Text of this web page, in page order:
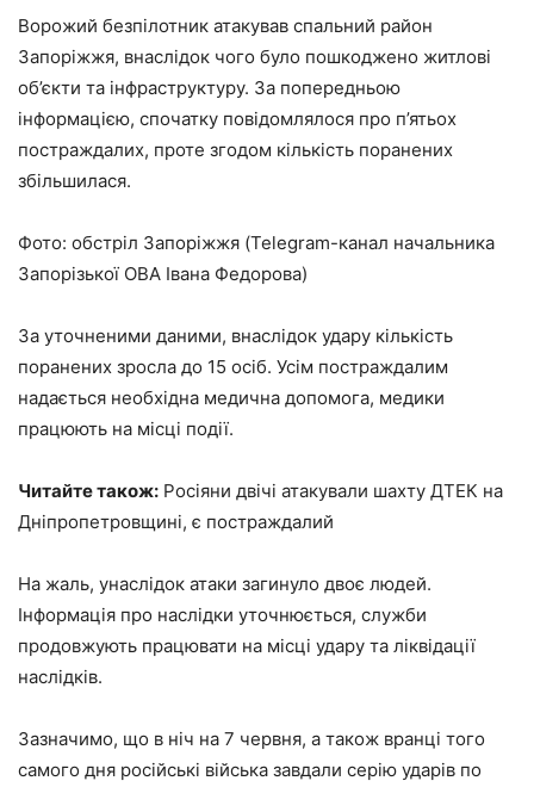
Ворожий безпілотник атакував спальний район
Запоріжжя, внаслідок чого було пошкоджено житлові
об’єкти та інфраструктуру. За попередньою
інформацією, спочатку повідомлялося про п’ятьох
постраждалих, проте згодом кількість поранених
збільшилася.
Фото: обстріл Запоріжжя (Telegram-канал начальника
Запорізької ОВА Івана Федорова)
За уточненими даними, внаслідок удару кількість
поранених зросла до 15 осіб. Усім постраждалим
надається необхідна медична допомога, медики
працюють на місці події.
Читайте також: Росіяни двічі атакували шахту ДТЕК на
Дніпропетровщині, є постраждалий
На жаль, унаслідок атаки загинуло двоє людей.
Інформація про наслідки уточнюється, служби
продовжують працювати на місці удару та ліквідації
наслідків.
Зазначимо, що в ніч на 7 червня, а також вранці того
самого дня російські війська завдали серію ударів по